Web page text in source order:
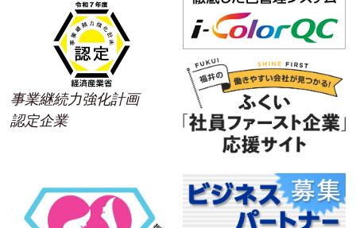
事業継続力強化計画
認定企業